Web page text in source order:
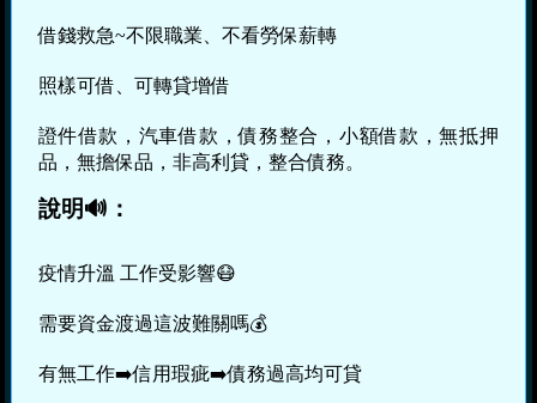
借錢救急~不限職業、不看勞保薪轉
照樣可借、可轉貸增借
證件借款，汽車借款，債務整合，小額借款，無抵押
品，無擔保品，非高利貸，整合債務。
說明🔊：
疫情升溫 工作受影響😷
需要資金渡過這波難關嗎💰
有無工作➡️信用瑕疵➡️債務過高均可貸